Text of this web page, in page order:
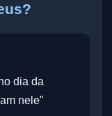
dia da
nele"